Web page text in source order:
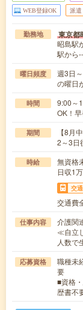
WEB登録OK 派遣
勤務地 東京都
昭島駅
駅から
曜日頻度
週3日
の曜日
時間
9:00～
OK！
期間
【8月
2～3日
時給
無資格
日収1
交
交通費
仕事内容
介護関
≪自立
人数で
応募資格
職種未
要
■資格
歴書不